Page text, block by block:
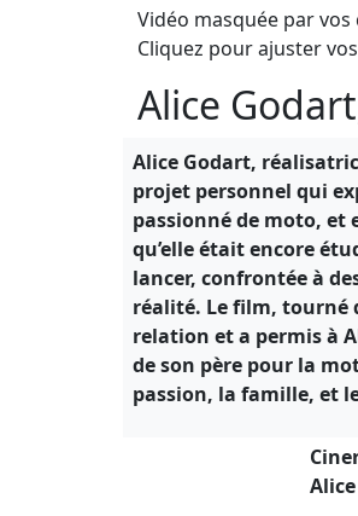
Vidéo masquée par vos
Cliquez pour ajuster
Alice
Alice Godart,
projet personnel qui
passionné de moto, et
qu’elle était encore
lancer, confrontée à
réalité. Le film, tourné
relation et a permis à
de son père pour la
passion, la famille, et